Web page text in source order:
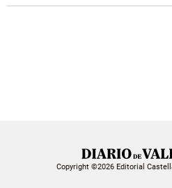
Copyright ©2026 Editorial